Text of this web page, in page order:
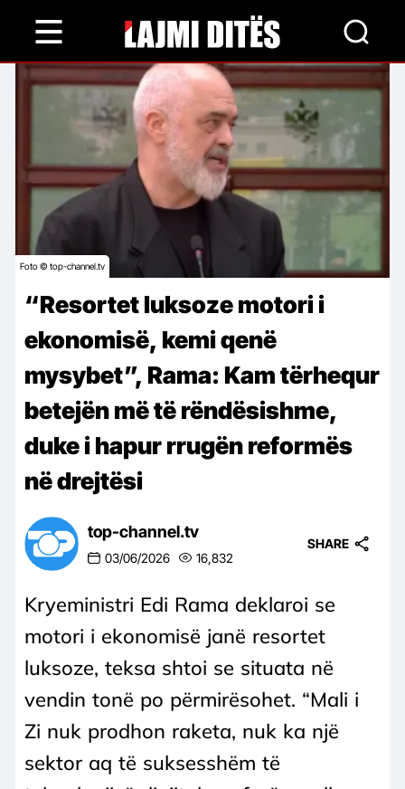
content
Foto © top-channel.tv
“Resortet luksoze motori i
ekonomisë, kemi qenë
mysybet”, Rama: Kam tërhequr
betejën më të rëndësishme,
duke i hapur rrugën reformës
në drejtësi
top-channel.tv
03/06/2026 16,832
SHARE
Kryeministri Edi Rama deklaroi se
motori i ekonomisë janë resortet
luksoze, teksa shtoi se situata në
vendin tonë po përmirësohet. “Mali i
Zi nuk prodhon raketa, nuk ka një
sektor aq të suksesshëm të